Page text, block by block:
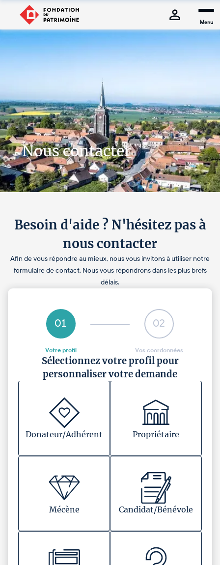
Menu
Nous contacter
Besoin d'aide ? N'hésitez pas à
nous contacter
Afin de vous répondre au mieux, nous vous invitons à utiliser notre
formulaire de contact. Nous vous répondrons dans les plus brefs
délais.
01
Votre profil
02
Vos coordonnées
Sélectionnez votre profil pour
personnaliser votre demande
Donateur/Adhérent Propriétaire
Mécène Candidat/Bénévole